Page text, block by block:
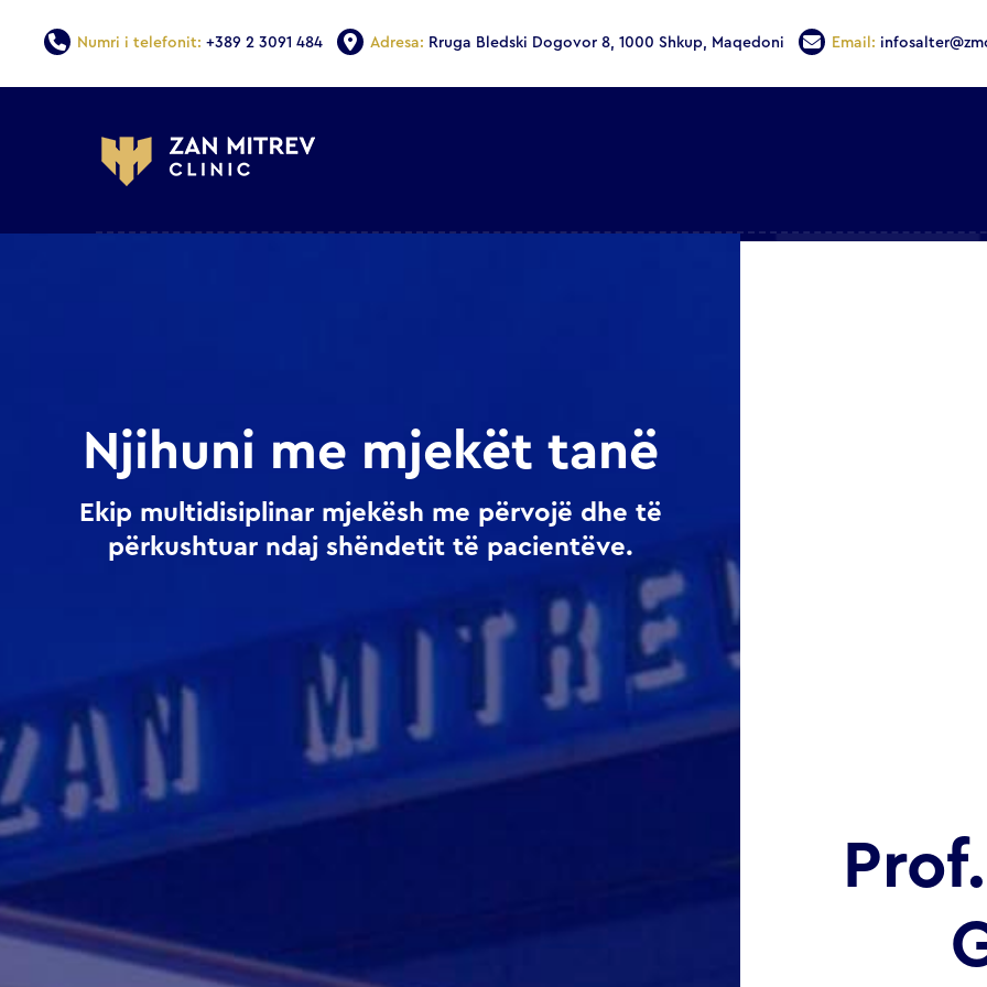
Numri i telefonit: +389 2 3091 484 Adresa: Rruga Bledski Dogovor 8, 1000 Shkup, Maqedoni Email:
Njihuni me mjekët tanë
Ekip multidisiplinar mjekësh me përvojë dhe të
përkushtuar ndaj shëndetit të pacientëve.